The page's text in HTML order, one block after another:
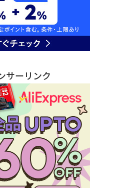
サーリンク